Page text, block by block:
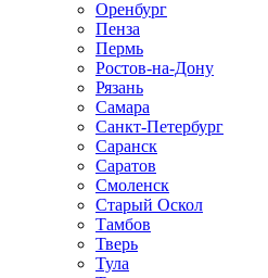
Оренбург
Пенза
Пермь
Ростов‑на‑Дону
Рязань
Самара
Санкт‑Петербург
Саранск
Саратов
Смоленск
Старый Оскол
Тамбов
Тверь
Тула